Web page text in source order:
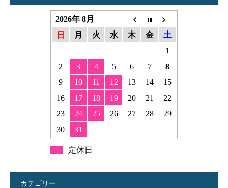
2026年 8月
日
月 火 水 木 金
土
1
2
3 4 5 6 7
8
9
10 11 12 13 14
15
16
17 18 19 20 21
22
23
24 25 26 27 28
29
30
31
定休日
カテゴリー